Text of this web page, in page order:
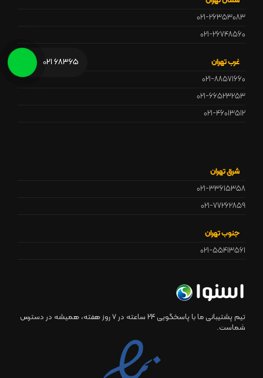
021-26353083
021-26748560
غرب تهران
021-88571660
021-66523253
021-46013512
شرق تهران
021-33615358
021-77262859
جنوب تهران
021-55413561
تیم پشتیبانی ما با پاسخگویی 24 ساعته در ۷ روز هفته، همیشه در دسترس
شماست.
68365 021